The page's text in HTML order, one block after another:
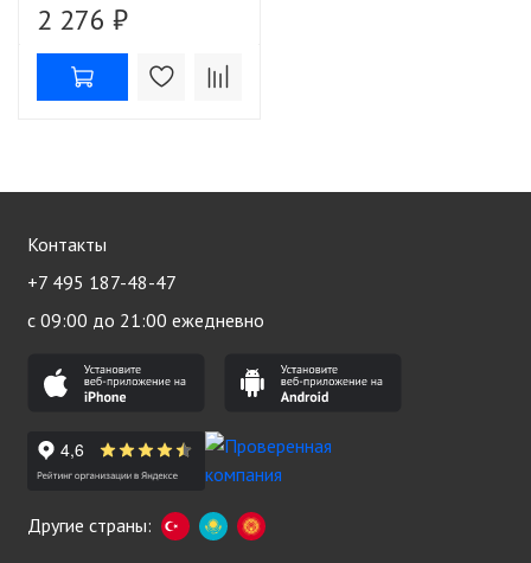
2 276 ₽
Контакты
+7 495 187-48-47
с 09:00 до 21:00 ежедневно
Другие страны: